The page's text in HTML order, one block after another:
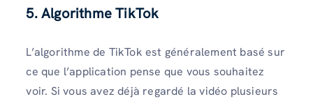
5. Algorithme TikTok
L’algorithme de TikTok est généralement basé sur
ce que l’application pense que vous souhaitez
voir. Si vous avez déjà regardé la vidéo plusieurs